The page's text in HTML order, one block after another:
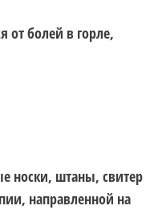
от болей в горле,
носки, штаны, свитер
направленной на